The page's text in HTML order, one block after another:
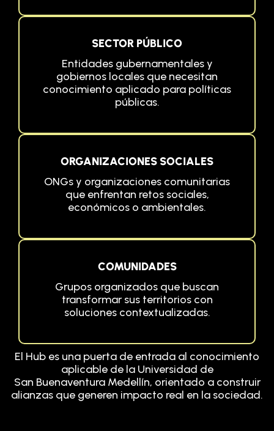
SECTOR PÚBLICO
Entidades gubernamentales y
gobiernos locales que necesitan
conocimiento aplicado para políticas
públicas.
ORGANIZACIONES SOCIALES
ONGs y organizaciones comunitarias
que enfrentan retos sociales,
económicos o ambientales.
COMUNIDADES
Grupos organizados que buscan
transformar sus territorios con
soluciones contextualizadas.
El Hub es una puerta de entrada al conocimiento
aplicable de la Universidad de
San Buenaventura Medellín, orientado a construir
alianzas que generen impacto real en la sociedad.